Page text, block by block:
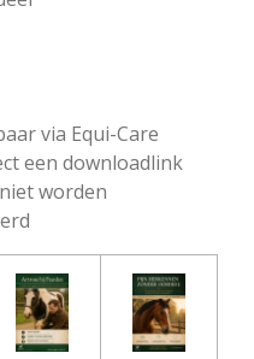
via Equi-Care
een downloadlink
worden